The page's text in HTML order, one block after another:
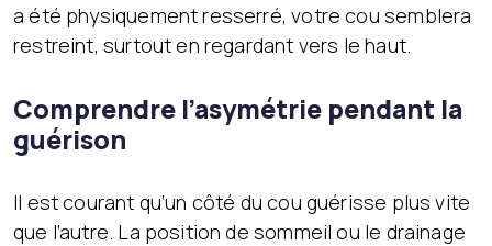
a été physiquement resserré, votre cou semblera
restreint, surtout en regardant vers le haut.
Comprendre l’asymétrie pendant la
guérison
Il est courant qu’un côté du cou guérisse plus vite
que l’autre. La position de sommeil ou le drainage